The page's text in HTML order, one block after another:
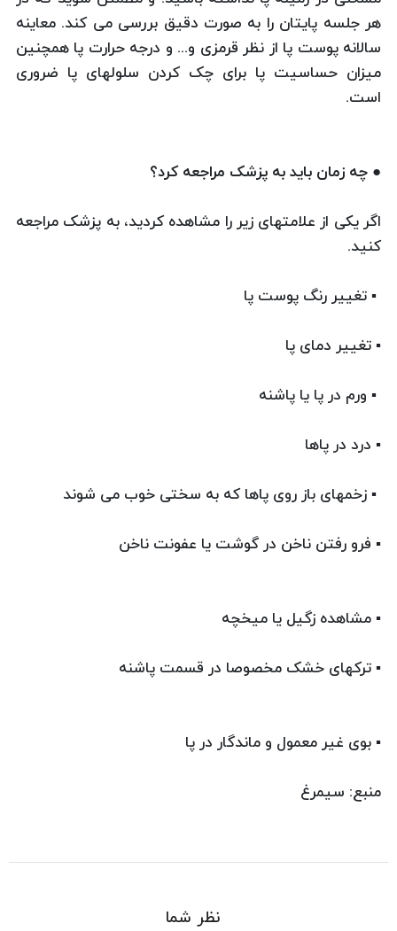
هر جلسه پایتان را به صورت دقیق بررسی می کند. معاینه
سالانه پوست پا از نظر قرمزی و... و درجه حرارت پا همچنین
میزان حساسیت پا برای چک کردن سلولهای پا ضروری
است.
● چه زمان باید به پزشک مراجعه کرد؟
اگر یکی از علامتهای زیر را مشاهده کردید، به پزشک مراجعه
کنید.
▪ تغییر رنگ پوست پا
▪ تغییر دمای پا
▪ ورم در پا یا پاشنه
▪ درد در پاها
▪ زخمهای باز روی پاها که به سختی خوب می شوند
▪ فرو رفتن ناخن در گوشت یا عفونت ناخن
▪ مشاهده زگیل یا میخچه
▪ ترکهای خشک مخصوصا در قسمت پاشنه
▪ بوی غیر معمول و ماندگار در پا
منبع: سیمرغ
نظر شما